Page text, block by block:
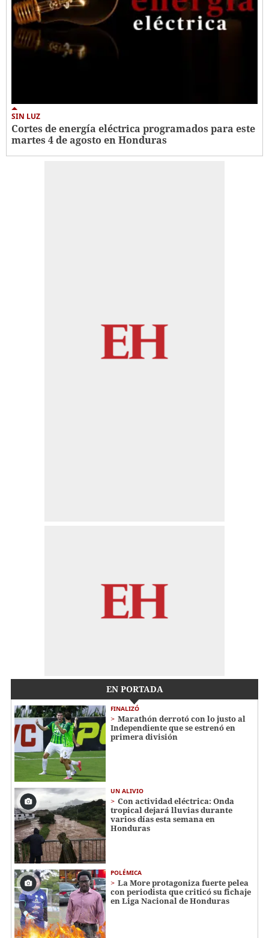
SIN LUZ
Cortes de energía eléctrica programados para este
martes 4 de agosto en Honduras
EN PORTADA
FINALIZÓ
Marathón derrotó con lo justo al
Independiente que se estrenó en
primera división
UN ALIVIO
Con actividad eléctrica: Onda
tropical dejará lluvias durante
varios días esta semana en
Honduras
POLÉMICA
La More protagoniza fuerte pelea
con periodista que criticó su fichaje
en Liga Nacional de Honduras